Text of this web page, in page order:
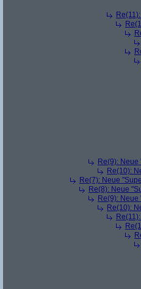
Re(9):
Re(10):
Re(7): Neue
Re(8): Neue
Re(9):
Re(10):